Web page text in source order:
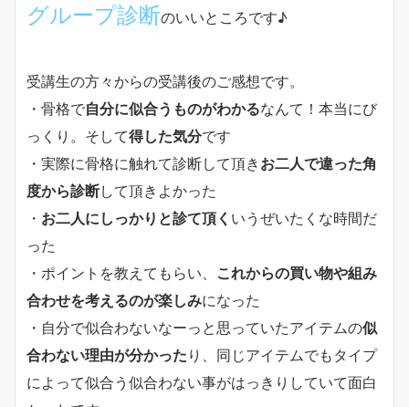
グループ診断のいいところです♪
受講生の方々からの受講後のご感想です。
・骨格で自分に似合うものがわかるなんて！本当にび
っくり。そして得した気分です
・実際に骨格に触れて診断して頂き お二人で違った角
度から診断して頂きよかった
・ お二人にしっかりと診て頂く いうぜいたくな時間だ
った
・ポイントを教えてもらい、 これからの買い物や組み
合わせを考えるのが楽しみになった
・自分で似合わないなーっと思っていたアイテムの似
合わない理由が分かった り、同じアイテムでもタイプ
によって似合う似合わない事がはっきりしていて面白